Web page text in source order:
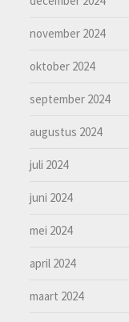
november 2024
oktober 2024
september 2024
augustus 2024
juli 2024
juni 2024
mei 2024
april 2024
maart 2024